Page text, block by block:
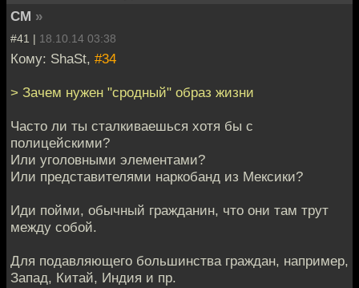
СМ »
#41 | 18.10.14 03:38
Кому: ShaSt, #34
> Зачем нужен "сродный" образ жизни
Часто ли ты сталкиваешься хотя бы с
полицейскими?
Или уголовными элементами?
Или представителями наркобанд из Мексики?
Иди пойми, обычный гражданин, что они там трут
между собой.
Для подавляющего большинства граждан, например,
Запад, Китай, Индия и пр.